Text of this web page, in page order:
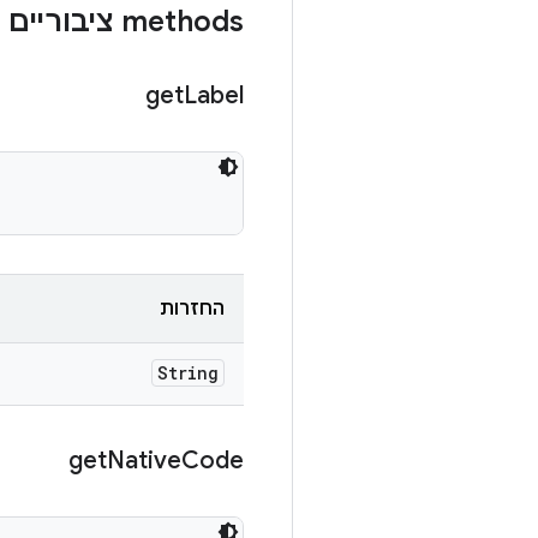
‫methods ציבוריים
getLabel
החזרות
String
getNativeCode